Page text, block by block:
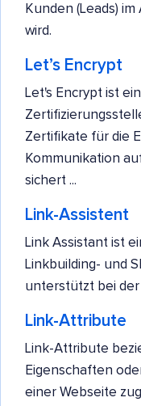
Kunden (Leads)
wird.
Let’s Encrypt
Let's Encrypt ist
Zertifikate für die
Kommunikation
sichert ...
Link-Assistent
Link Assistant ist
Linkbuilding- und
unterstützt bei der
Link-Attribute
Link-Attribute
Eigenschaften
einer Webseite